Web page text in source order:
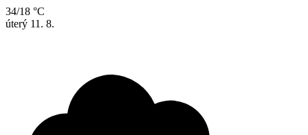
34/18 °C
úterý 11. 8.